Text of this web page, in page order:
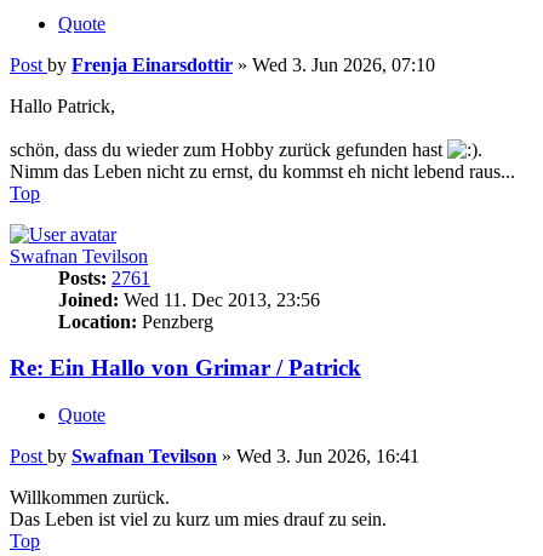
Quote
Post by Frenja Einarsdottir » Wed 3. Jun 2026, 07:10
Hallo Patrick,
schön, dass du wieder zum Hobby zurück gefunden hast
.
Nimm das Leben nicht zu ernst, du kommst eh nicht lebend raus...
Top
Swafnan Tevilson
Posts: 2761
Joined: Wed 11. Dec 2013, 23:56
Location: Penzberg
Re: Ein Hallo von Grimar / Patrick
Quote
Post by Swafnan Tevilson » Wed 3. Jun 2026, 16:41
Willkommen zurück.
Das Leben ist viel zu kurz um mies drauf zu sein.
Top